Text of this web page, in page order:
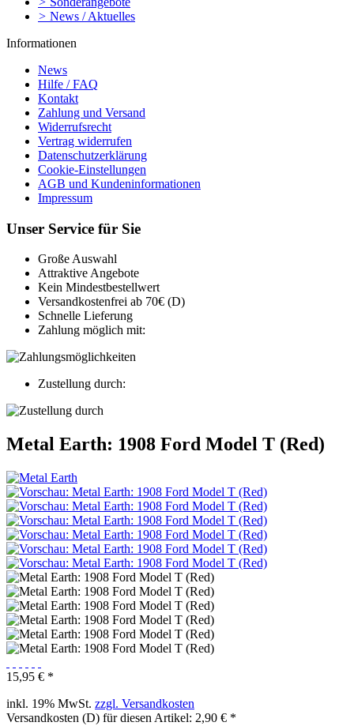
> News / Aktuelles
Informationen
News
Hilfe / FAQ
Kontakt
Zahlung und Versand
Widerrufsrecht
Vertrag widerrufen
Datenschutzerklärung
Cookie-Einstellungen
AGB und Kundeninformationen
Impressum
Unser Service für Sie
Große Auswahl
Attraktive Angebote
Kein Mindestbestellwert
Versandkostenfrei ab 70€ (D)
Schnelle Lieferung
Zahlung möglich mit:
Zustellung durch:
Metal Earth: 1908 Ford Model T (Red)
15,95 € *
inkl. 19% MwSt. zzgl. Versandkosten
Versandkosten (D) für diesen Artikel: 2,90 € *